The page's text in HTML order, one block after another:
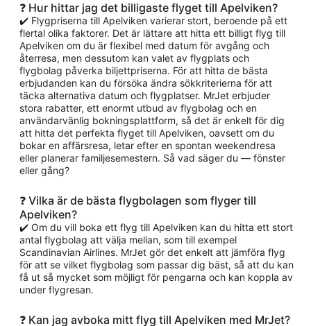
❓ Hur hittar jag det billigaste flyget till Apelviken?
✔️ Flygpriserna till Apelviken varierar stort, beroende på ett
flertal olika faktorer. Det är lättare att hitta ett billigt flyg till
Apelviken om du är flexibel med datum för avgång och
återresa, men dessutom kan valet av flygplats och
flygbolag påverka biljettpriserna. För att hitta de bästa
erbjudanden kan du försöka ändra sökkriterierna för att
täcka alternativa datum och flygplatser. MrJet erbjuder
stora rabatter, ett enormt utbud av flygbolag och en
användarvänlig bokningsplattform, så det är enkelt för dig
att hitta det perfekta flyget till Apelviken, oavsett om du
bokar en affärsresa, letar efter en spontan weekendresa
eller planerar familjesemestern. Så vad säger du — fönster
eller gång?
❓ Vilka är de bästa flygbolagen som flyger till
Apelviken?
✔️ Om du vill boka ett flyg till Apelviken kan du hitta ett stort
antal flygbolag att välja mellan, som till exempel
Scandinavian Airlines. MrJet gör det enkelt att jämföra flyg
för att se vilket flygbolag som passar dig bäst, så att du kan
få ut så mycket som möjligt för pengarna och kan koppla av
under flygresan.
❓ Kan jag avboka mitt flyg till Apelviken med MrJet?